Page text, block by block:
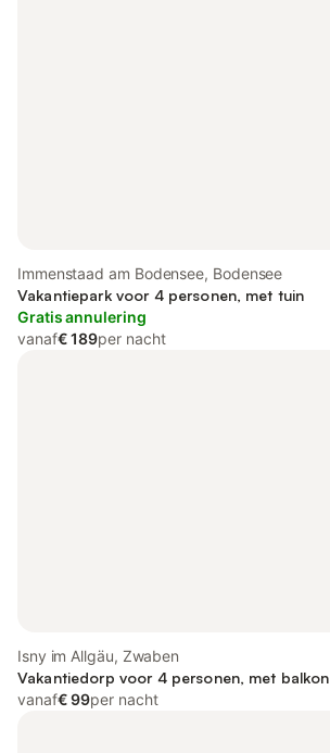
Immenstaad am Bodensee, Bodensee
Vakantiepark voor 4 personen, met tuin
Gratis annulering
vanaf€ 189per nacht
Isny im Allgäu, Zwaben
Vakantiedorp voor 4 personen, met balkon
vanaf€ 99per nacht